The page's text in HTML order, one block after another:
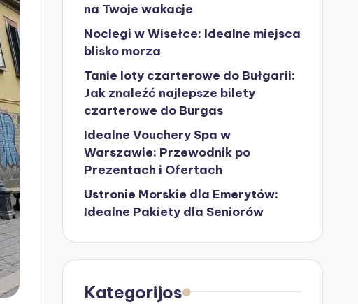
na Twoje wakacje
Noclegi w Wisełce: Idealne miejsca
blisko morza
Tanie loty czarterowe do Bułgarii:
Jak znaleźć najlepsze bilety
czarterowe do Burgas
Idealne Vouchery Spa w
Warszawie: Przewodnik po
Prezentach i Ofertach
Ustronie Morskie dla Emerytów:
Idealne Pakiety dla Seniorów
Kategorijos